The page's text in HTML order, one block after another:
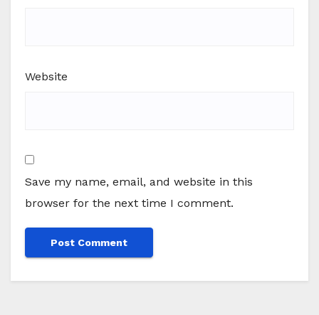
Website
Save my name, email, and website in this
browser for the next time I comment.